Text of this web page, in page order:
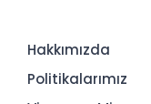
Hakkımızda
Politikalarımız